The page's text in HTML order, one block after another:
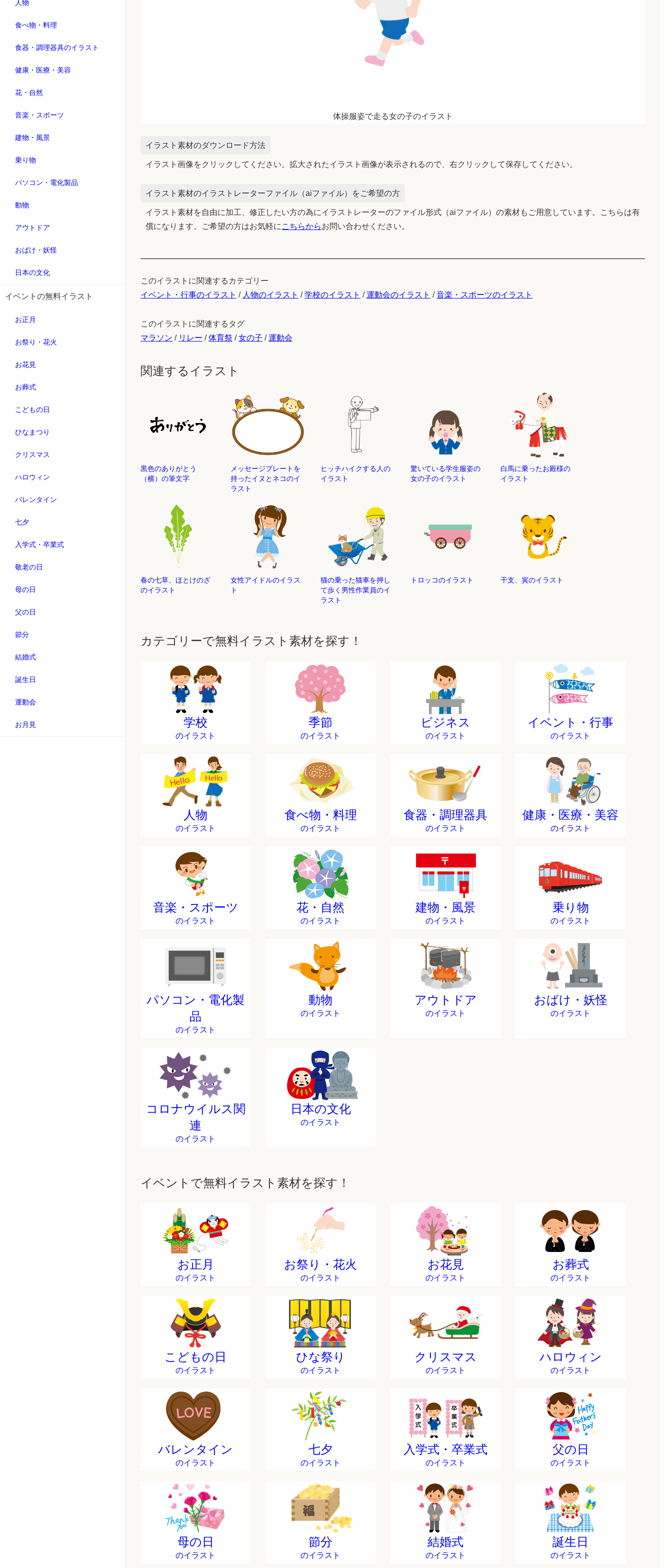
人物
食べ物・料理
食器・調理器具のイラスト
健康・医療・美容
花・自然
音楽・スポーツ
建物・風景
乗り物
パソコン・電化製品
動物
アウトドア
おばけ・妖怪
日本の文化
イベントの無料イラスト
お正月
お祭り・花火
お花見
お葬式
こどもの日
ひなまつり
クリスマス
ハロウィン
バレンタイン
七夕
入学式・卒業式
敬老の日
母の日
父の日
節分
結婚式
誕生日
運動会
お月見
体操服姿で走る女の子のイラスト
イラスト素材のダウンロード方法
イラスト画像をクリックしてください。拡大されたイラスト画像が表示されるので、右クリックして保存してください。
イラスト素材のイラストレーターファイル（aiファイル）をご希望の方
イラスト素材を自由に加工、修正したい方の為にイラストレーターのファイル形式（aiファイル）の素材もご用意しています。こちらは有
償になります。ご希望の方はお気軽に こちらからお問い合わせください。
このイラストに関連するカテゴリー
イベント・行事のイラスト / 人物のイラスト /学校のイラスト /運動会のイラスト /音楽・スポーツのイラスト
このイラストに関連するタグ
マラソン / リレー /体育祭 /女の子 /運動会
関連するイラスト
黒色のありがとう
（横）の筆文字
メッセージプレートを
持ったイヌとネコのイ
ラスト
ヒッチハイクする人の
イラスト
驚いている学生服姿の
女の子のイラスト
白馬に乗ったお殿様の
イラスト
春の七草、ほとけのざ
のイラスト
女性アイドルのイラス
ト
猫の乗った猫車を押し
て歩く男性作業員のイ
ラスト
トロッコのイラスト 干支、寅のイラスト
カテゴリーで無料イラスト素材を探す！
学校
のイラスト
季節
のイラスト
ビジネス
のイラスト
イベント・行事
のイラスト
人物
のイラスト
食べ物・料理
のイラスト
食器・調理器具
のイラスト
健康・医療・美容
のイラスト
音楽・スポーツ
のイラスト
花・自然
のイラスト
建物・風景
のイラスト
乗り物
のイラスト
パソコン・電化製
品
のイラスト
動物
のイラスト
アウトドア
のイラスト
おばけ・妖怪
のイラスト
コロナウイルス関
連
のイラスト
日本の文化
のイラスト
イベントで無料イラスト素材を探す！
お正月
のイラスト
お祭り・花火
のイラスト
お花見
のイラスト
お葬式
のイラスト
こどもの日
のイラスト
ひな祭り
のイラスト
クリスマス
のイラスト
ハロウィン
のイラスト
バレンタイン
のイラスト
七夕
のイラスト
入学式・卒業式
のイラスト
父の日
のイラスト
母の日
のイラスト
節分
のイラスト
結婚式
のイラスト
誕生日
のイラスト